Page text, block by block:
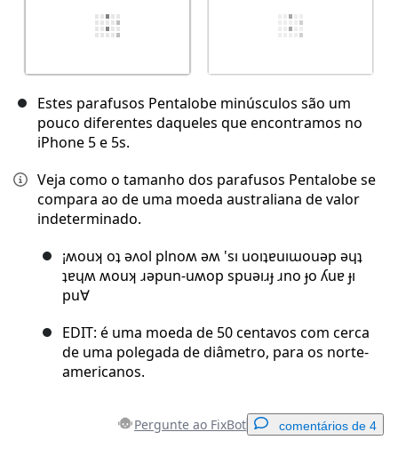
Estes parafusos Pentalobe minúsculos são um
pouco diferentes daqueles que encontramos no
iPhone 5 e 5s.
Veja como o tamanho dos parafusos Pentalobe se
compara ao de uma moeda australiana de valor
indeterminado.
¡ʍouʞ oʇ ǝʌol plnoʍ ǝʍ 'sı uoıʇɐuıɯouǝp ǝɥʇ
ʇɐɥʍ ʍouʞ ɹǝpun-uʍop spuǝıɹɟ ɹno ɟo ʎuɐ ɟı
pu∀
EDIT: é uma moeda de 50 centavos com cerca
de uma polegada de diâmetro, para os norte-
americanos.
Pergunte ao FixBot comentários de 4